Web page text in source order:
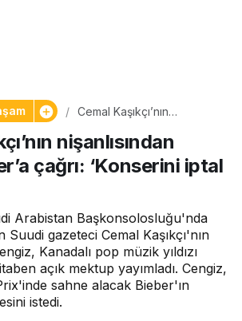
Cemal Kaşıkçı’nın
Bieber’a çağrı: ‘Konserini
iptal et’
nişanlısından
çağrı: ‘Konserini iptal
Arabistan Başkonsolosluğu'nda
gazeteci Cemal Kaşıkçı'nın
Kanadalı pop müzik yıldızı
açık mektup yayımladı. Cengiz,
sahne alacak Bieber'ın
istedi.